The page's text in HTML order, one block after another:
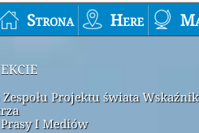
Strona Here
Projektu świata Wskaźnik
I Mediów